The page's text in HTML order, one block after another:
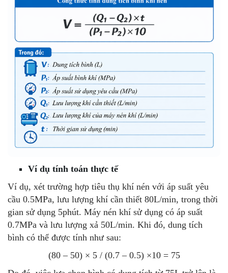
Ví dụ tính toán thực tế
Ví dụ, xét trường hợp tiêu thụ khí nén với áp suất yêu
cầu 0.5MPa, lưu lượng khí cần thiết 80L/min, trong thời
gian sử dụng 5phút. Máy nén khí sử dụng có áp suất
0.7MPa và lưu lượng xả 50L/min. Khi đó, dung tích
bình có thể được tính như sau:
(80 – 50) × 5 / (0.7 – 0.5) ×10 = 75